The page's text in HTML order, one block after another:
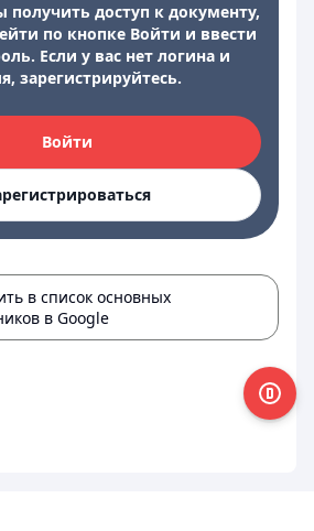
получить доступ к документу,
по кнопке Войти и ввести
Если у вас нет логина и
зарегистрируйтесь.
Войти
в список основных
в Google